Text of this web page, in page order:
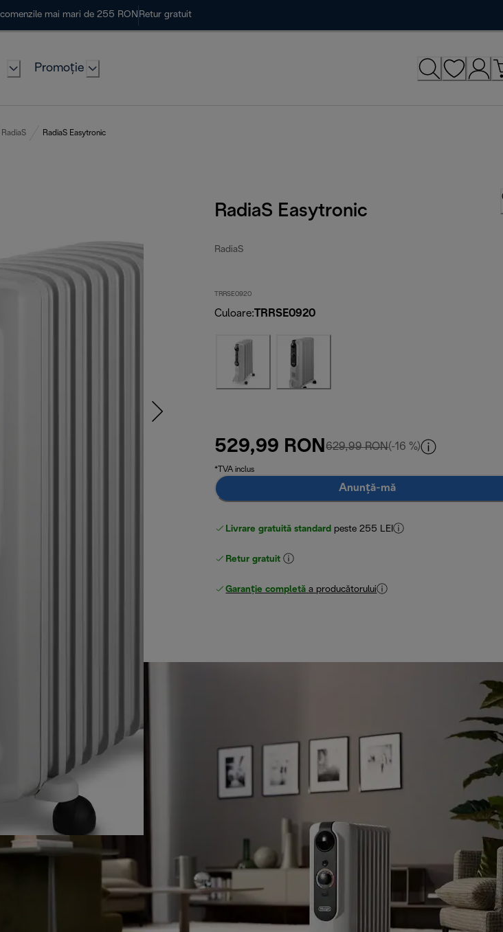
mai mari de 255 RON Retur gratuit
Promoție
RadiaS RadiaS Easytronic
RadiaS Easytronic
RadiaS
TRRSE0920
Culoare:TRRSE0920
529,99 RON629,99 RONpreț inițial 629,99 RON
(-16 %)
*TVA inclus
Anunță-mă
Livrare gratuită standard peste 255 LEI
Retur gratuit
Garanție completă a producătorului